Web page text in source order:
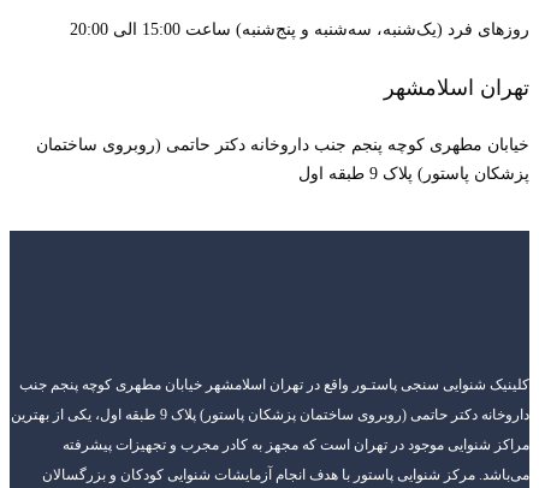
روزهای فرد (یک‌شنبه، سه‌شنبه و پنج‌شنبه) ساعت 15:00 الی 20:00
تهران اسلامشهر
خیابان مطهری کوچه پنجم جنب داروخانه دکتر حاتمی (روبروی ساختمان
پزشکان پاستور) پلاک 9 طبقه اول
کلینیک شنوایی سنجی پاستـور واقع در تهران اسلامشهر خیابان مطهری کوچه پنجم جنب
داروخانه دکتر حاتمی (روبروی ساختمان پزشکان پاستور) پلاک 9 طبقه اول، یکی از بهترین
مراکز شنوایی موجود در تهران است که مجهز به کادر مجرب و تجهیزات پیشرفته
می‌باشد. مرکز شنوایی پاستور با هدف انجام آزمایشات شنوایی کودکان و بزرگسالان